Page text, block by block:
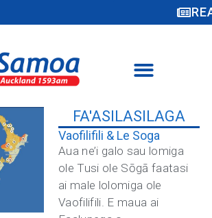
FA'ASILASILAGA
Vaofilifili & Le Soga
Aua ne’i galo sau lomiga
ole Tusi ole Sōgā faatasi
ai male lolomiga ole
Vaofilifili. E maua ai